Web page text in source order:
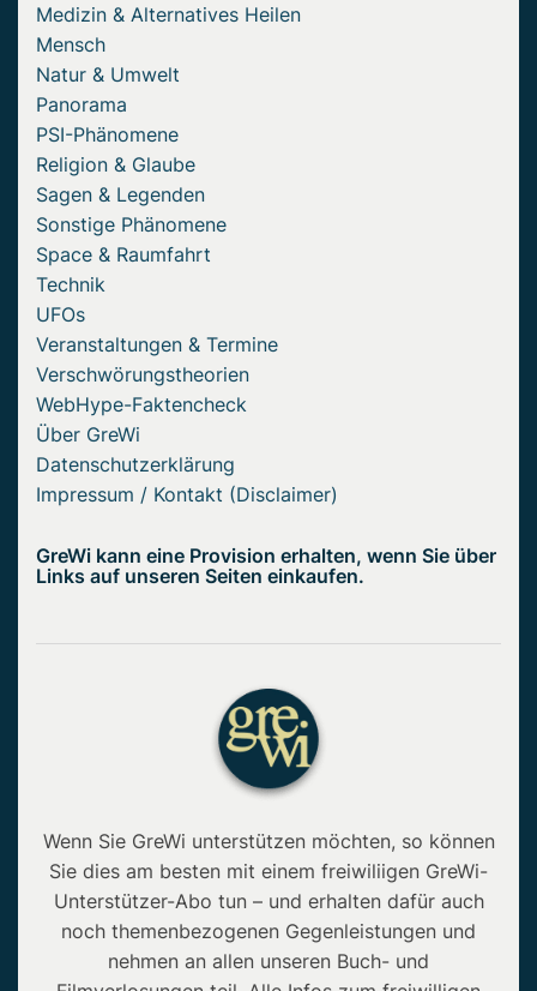
Medizin & Alternatives Heilen
Mensch
Natur & Umwelt
Panorama
PSI-Phänomene
Religion & Glaube
Sagen & Legenden
Sonstige Phänomene
Space & Raumfahrt
Technik
UFOs
Veranstaltungen & Termine
Verschwörungstheorien
WebHype-Faktencheck
Über GreWi
Datenschutzerklärung
Impressum / Kontakt (Disclaimer)
GreWi kann eine Provision erhalten, wenn Sie über
Links auf unseren Seiten einkaufen.
Wenn Sie GreWi unterstützen möchten, so können
Sie dies am besten mit einem freiwiliigen GreWi-
Unterstützer-Abo tun – und erhalten dafür auch
noch themenbezogenen Gegenleistungen und
nehmen an allen unseren Buch- und